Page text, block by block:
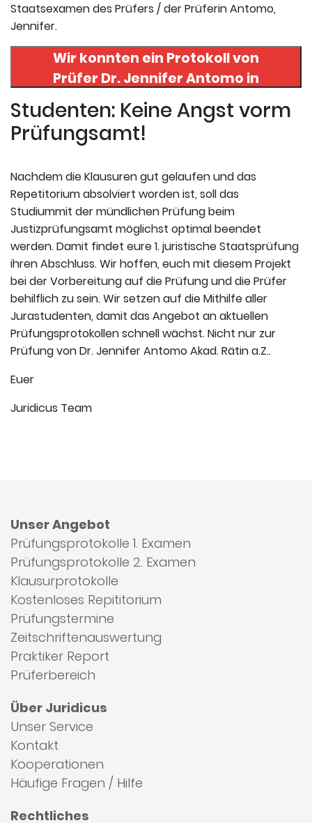
Staatsexamen des Prüfers / der Prüferin Antomo,
Jennifer.
Wir konnten ein Protokoll von
Prüfer Dr. Jennifer Antomo in
uneserer Datenbank finden. Hier
registrieren und das Protokoll
abrufen.
Studenten: Keine Angst vorm
Prüfungsamt!
Nachdem die Klausuren gut gelaufen und das
Repetitorium absolviert worden ist, soll das
Studiummit der mündlichen Prüfung beim
Justizprüfungsamt möglichst optimal beendet
werden. Damit findet eure 1. juristische Staatsprüfung
ihren Abschluss. Wir hoffen, euch mit diesem Projekt
bei der Vorbereitung auf die Prüfung und die Prüfer
behilflich zu sein. Wir setzen auf die Mithilfe aller
Jurastudenten, damit das Angebot an aktuellen
Prüfungsprotokollen schnell wächst. Nicht nur zur
Prüfung von Dr. Jennifer Antomo Akad. Rätin a.Z..
Euer
Juridicus Team
Unser Angebot
Prüfungsprotokolle 1. Examen
Prüfungsprotokolle 2. Examen
Klausurprotokolle
Kostenloses Repititorium
Prüfungstermine
Zeitschriftenauswertung
Praktiker Report
Prüferbereich
Über Juridicus
Unser Service
Kontakt
Kooperationen
Häufige Fragen / Hilfe
Rechtliches